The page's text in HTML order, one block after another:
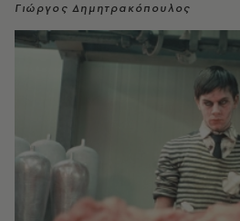
Γιώργος Δημητρακόπουλος